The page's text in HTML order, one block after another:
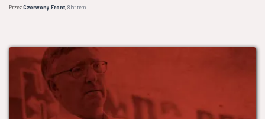
PrzezCzerwony Front,8 lattemu